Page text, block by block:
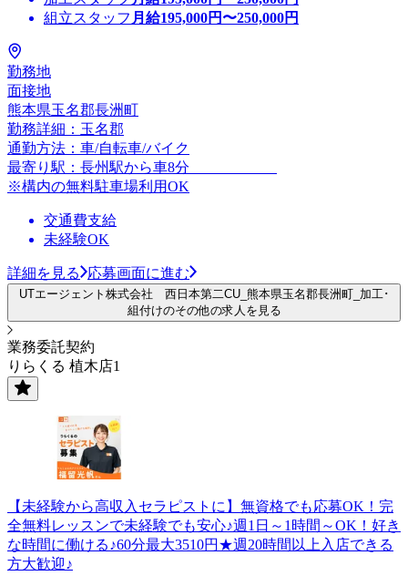
組立スタッフ 月給195,000円〜250,000円
勤務地
面接地
熊本県玉名郡長洲町
勤務詳細：玉名郡
通勤方法：車/自転車/バイク
最寄り駅：長州駅から車8分
※構内の無料駐車場利用OK
交通費支給
未経験OK
詳細を見る 応募画面に進む
UTエージェント株式会社 西日本第二CU_熊本県玉名郡長洲町_加工･
組付けのその他の求人を見る
業務委託契約
りらくる 植木店1
【未経験から高収入セラピストに】無資格でも応募OK！完
全無料レッスンで未経験でも安心♪週1日～1時間～OK！好き
な時間に働ける♪60分最大3510円★週20時間以上入店できる
方大歓迎♪